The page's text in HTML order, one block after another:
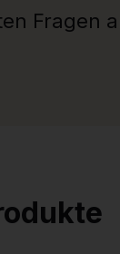
Fragen